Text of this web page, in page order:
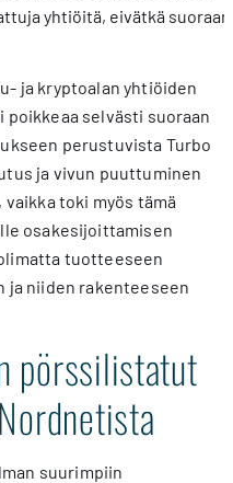
yhtiöitä, eivätkä suoraan
ja kryptoalan yhtiöiden
selvästi suoraan
perustuvista Turbo
ja vivun puuttuminen
toki myös tämä
osakesijoittamisen
tuotteeseen
ja niiden rakenteeseen
pörssilistatut
suurimpiin